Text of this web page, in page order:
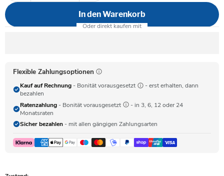
In den Warenkorb
Flexible Zahlungsoptionen
Kauf auf Rechnung - Bonität vorausgesetzt
- erst erhalten, dann
bezahlen
Ratenzahlung - Bonität vorausgesetzt
- in 3, 6, 12 oder 24
Monatsraten
Sicher bezahlen - mit allen gängigen Zahlungsarten